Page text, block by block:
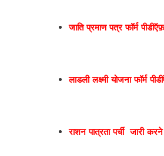
जाति प्रमाण पत्र फॉर्म
लाडली लक्ष्मी योजना फॉर्म
राशन पात्रता पर्ची जारी